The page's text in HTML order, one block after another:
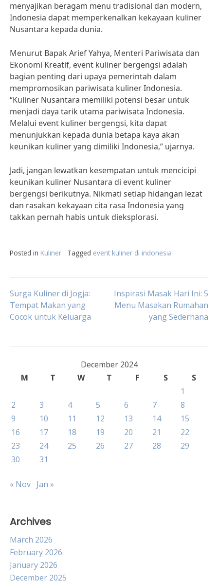
menyajikan beragam menu tradisional dan modern,
Indonesia dapat memperkenalkan kekayaan kuliner
Nusantara kepada dunia.
Menurut Bapak Arief Yahya, Menteri Pariwisata dan
Ekonomi Kreatif, event kuliner bergengsi adalah
bagian penting dari upaya pemerintah dalam
mempromosikan pariwisata kuliner Indonesia.
“Kuliner Nusantara memiliki potensi besar untuk
menjadi daya tarik utama pariwisata Indonesia.
Melalui event kuliner bergengsi, kita dapat
menunjukkan kepada dunia betapa kaya akan
keunikan kuliner yang dimiliki Indonesia,” ujarnya.
Jadi, jangan lewatkan kesempatan untuk mencicipi
keunikan kuliner Nusantara di event kuliner
bergengsi berikutnya. Nikmati setiap hidangan lezat
dan rasakan kekayaan cita rasa Indonesia yang
takkan pernah habis untuk dieksplorasi.
Posted in Kuliner Tagged event kuliner di indonesia
Post
navigation
Surga Kuliner di Jogja:
Tempat Makan yang
Cocok untuk Keluarga
Inspirasi Masak Hari Ini: 5
Menu Masakan Rumahan
yang Sederhana
December 2024
M
T W T F S
S
1
2
3 4 5 6 7
8
9
10 11 12 13 14
15
16
17 18 19 20 21
22
23
24 25 26 27 28
29
30
31
« Nov Jan »
Archives
March 2026
February 2026
January 2026
December 2025